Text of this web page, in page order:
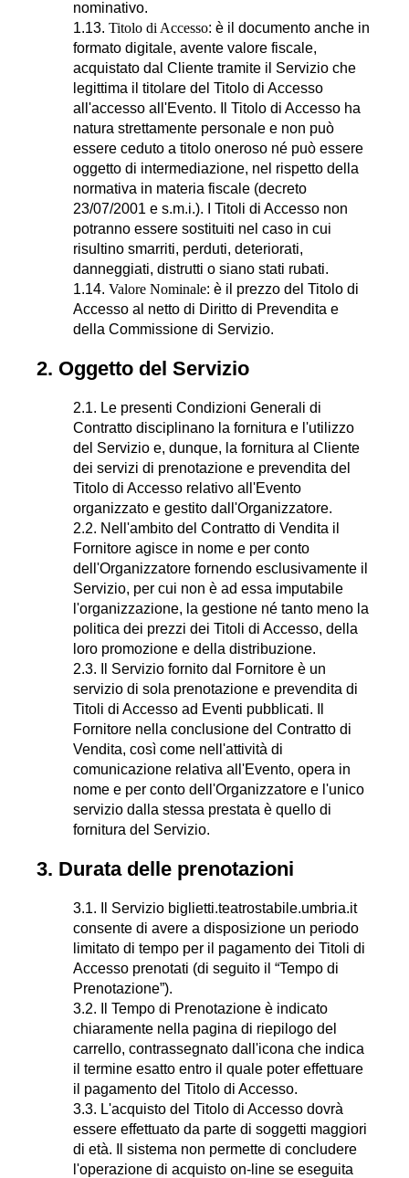
nominativo.
1.13. Titolo di Accesso: è il documento anche in
formato digitale, avente valore fiscale,
acquistato dal Cliente tramite il Servizio che
legittima il titolare del Titolo di Accesso
all'accesso all'Evento. Il Titolo di Accesso ha
natura strettamente personale e non può
essere ceduto a titolo oneroso né può essere
oggetto di intermediazione, nel rispetto della
normativa in materia fiscale (decreto
23/07/2001 e s.m.i.). I Titoli di Accesso non
potranno essere sostituiti nel caso in cui
risultino smarriti, perduti, deteriorati,
danneggiati, distrutti o siano stati rubati.
1.14. Valore Nominale: è il prezzo del Titolo di
Accesso al netto di Diritto di Prevendita e
della Commissione di Servizio.
2. Oggetto del Servizio
2.1. Le presenti Condizioni Generali di
Contratto disciplinano la fornitura e l'utilizzo
del Servizio e, dunque, la fornitura al Cliente
dei servizi di prenotazione e prevendita del
Titolo di Accesso relativo all'Evento
organizzato e gestito dall'Organizzatore.
2.2. Nell'ambito del Contratto di Vendita il
Fornitore agisce in nome e per conto
dell'Organizzatore fornendo esclusivamente il
Servizio, per cui non è ad essa imputabile
l'organizzazione, la gestione né tanto meno la
politica dei prezzi dei Titoli di Accesso, della
loro promozione e della distribuzione.
2.3. Il Servizio fornito dal Fornitore è un
servizio di sola prenotazione e prevendita di
Titoli di Accesso ad Eventi pubblicati. Il
Fornitore nella conclusione del Contratto di
Vendita, così come nell'attività di
comunicazione relativa all'Evento, opera in
nome e per conto dell'Organizzatore e l'unico
servizio dalla stessa prestata è quello di
fornitura del Servizio.
3. Durata delle prenotazioni
3.1. Il Servizio biglietti.teatrostabile.umbria.it
consente di avere a disposizione un periodo
limitato di tempo per il pagamento dei Titoli di
Accesso prenotati (di seguito il “Tempo di
Prenotazione”).
3.2. Il Tempo di Prenotazione è indicato
chiaramente nella pagina di riepilogo del
carrello, contrassegnato dall'icona che indica
il termine esatto entro il quale poter effettuare
il pagamento del Titolo di Accesso.
3.3. L'acquisto del Titolo di Accesso dovrà
essere effettuato da parte di soggetti maggiori
di età. Il sistema non permette di concludere
l'operazione di acquisto on-line se eseguita